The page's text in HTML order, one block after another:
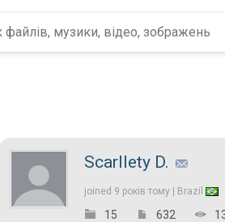
Scarllety D.
joined 9 років тому | Brazil
15 632